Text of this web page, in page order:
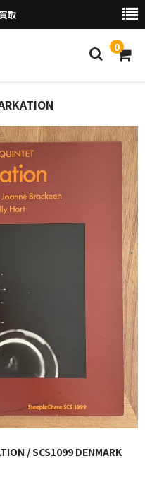
取
0
/ SCS1099 DENMARK